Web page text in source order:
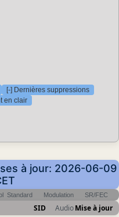
[-] Dernières suppressions
en clair
à jour: 2026-06-09
Standard Modulation SR/FEC
SID AudioMise à jour